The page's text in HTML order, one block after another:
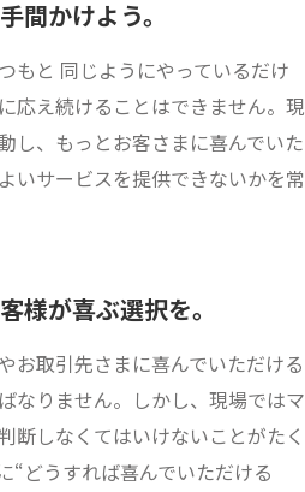
間かけよう。
もと 同じようにやっているだけ
応え続けることはできません。現
し、もっとお客さまに喜んでいた
いサービスを提供できないかを常
様が喜ぶ選択を。
お取引先さまに喜んでいただける
なりません。しかし、現場ではマ
断しなくてはいけないことがたく
“どうすれば喜んでいただける